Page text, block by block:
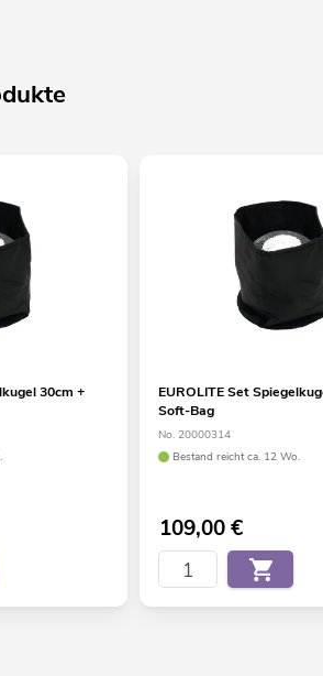
30cm +
EUROLITE Set
Soft-Bag
No. 20000314
Bestand reicht ca. 12 Wo.
109,00€